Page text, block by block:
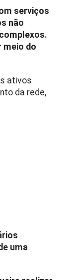
serviços
não
meio do
ativos
da rede,
uma